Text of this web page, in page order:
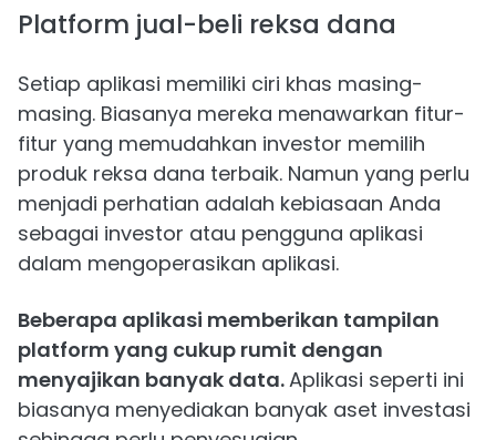
Platform jual-beli reksa dana
Setiap aplikasi memiliki ciri khas masing-
masing. Biasanya mereka menawarkan fitur-
fitur yang memudahkan investor memilih
produk reksa dana terbaik. Namun yang perlu
menjadi perhatian adalah kebiasaan Anda
sebagai investor atau pengguna aplikasi
dalam mengoperasikan aplikasi.
Beberapa aplikasi memberikan tampilan
platform yang cukup rumit dengan
menyajikan banyak data.Aplikasi seperti ini
biasanya menyediakan banyak aset investasi